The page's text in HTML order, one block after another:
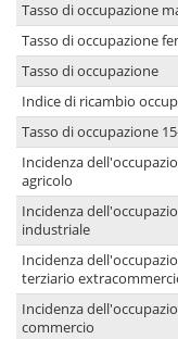
Tasso di occupazione
Tasso di occupazione
Tasso di occupazione
Indice di ricambio
Tasso di occupazione
Incidenza
agricolo
Incidenza
industriale
Incidenza
terziario
Incidenza
commercio